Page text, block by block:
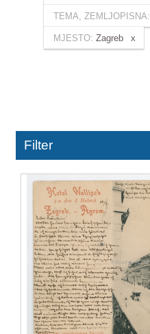
TEMA, ZEMLJOPISNA:
MJESTO: Zagreb
Filter